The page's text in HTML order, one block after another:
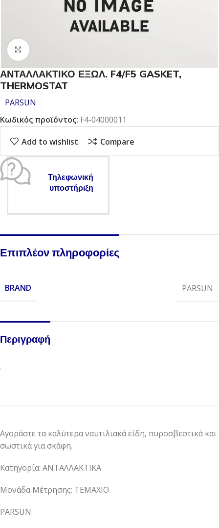
Click to enlarge
ΑΝΤΑΛΛΑΚΤΙΚΟ ΕΞΩΛ. F4/F5 GASKET,
THERMOSTAT
PARSUN
Κωδικός προϊόντος: F4-04000011
Add to wishlist Compare
Τηλεφωνική
υποστήριξη
Επιπλέον πληροφορίες
BRAND PARSUN
Περιγραφή
.
Αγοράστε τα καλύτερα ναυτιλιακά είδη, πυροσβεστικά και
σωστικά για σκάφη.
Κατηγορία: ΑΝΤΑΛΛΑΚΤΙΚΑ
Μονάδα Μέτρησης: ΤΕΜΑΧΙΟ
PARSUN